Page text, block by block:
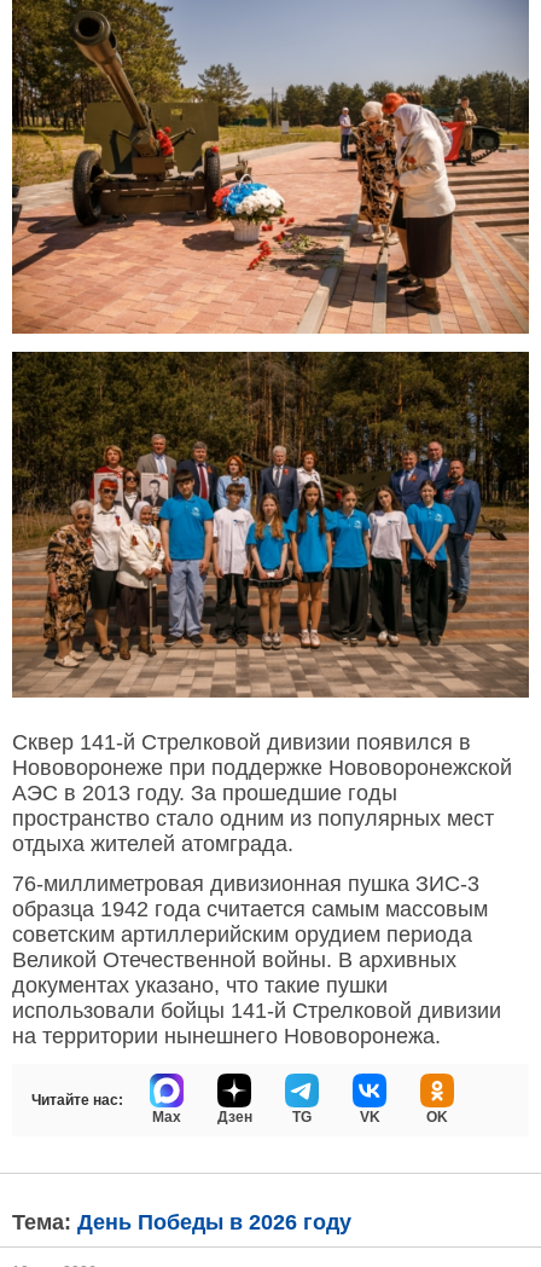
Сквер 141-й Стрелковой дивизии появился в
Нововоронеже при поддержке Нововоронежской
АЭС в 2013 году. За прошедшие годы
пространство стало одним из популярных мест
отдыха жителей атомграда.
76-миллиметровая дивизионная пушка ЗИС-3
образца 1942 года считается самым массовым
советским артиллерийским орудием периода
Великой Отечественной войны. В архивных
документах указано, что такие пушки
использовали бойцы 141-й Стрелковой дивизии
на территории нынешнего Нововоронежа.
Читайте нас:
Max
Дзен TG VK OK
Тема: День Победы в 2026 году